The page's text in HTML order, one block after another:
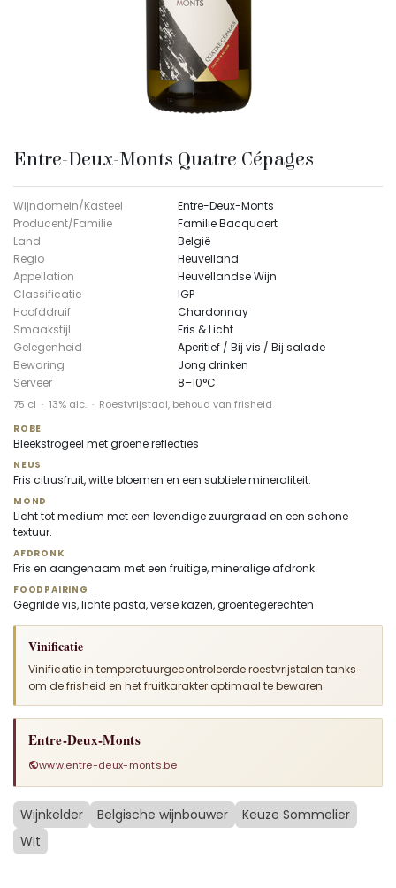
Entre-Deux-Monts Quatre Cépages
Wijndomein/Kasteel
Entre-Deux-Monts
Producent/Familie
Familie Bacquaert
Land
België
Regio
Heuvelland
Appellation
Heuvellandse Wijn
Classificatie
IGP
Hoofddruif
Chardonnay
Smaakstijl
Fris & Licht
Gelegenheid
Aperitief / Bij vis / Bij salade
Bewaring
Jong drinken
Serveer
8–10°C
75 cl · 13% alc. · Roestvrijstaal, behoud van frisheid
ROBE
Bleekstrogeel met groene reflecties
NEUS
Fris citrusfruit, witte bloemen en een subtiele mineraliteit.
MOND
Licht tot medium met een levendige zuurgraad en een schone
textuur.
AFDRONK
Fris en aangenaam met een fruitige, mineralige afdronk.
FOODPAIRING
Gegrilde vis, lichte pasta, verse kazen, groentegerechten
Vinificatie
Vinificatie in temperatuurgecontroleerde roestvrijstalen tanks
om de frisheid en het fruitkarakter optimaal te bewaren.
Entre-Deux-Monts
www.entre-deux-monts.be
Wijnkelder Belgische wijnbouwer
Keuze Sommelier
Wit